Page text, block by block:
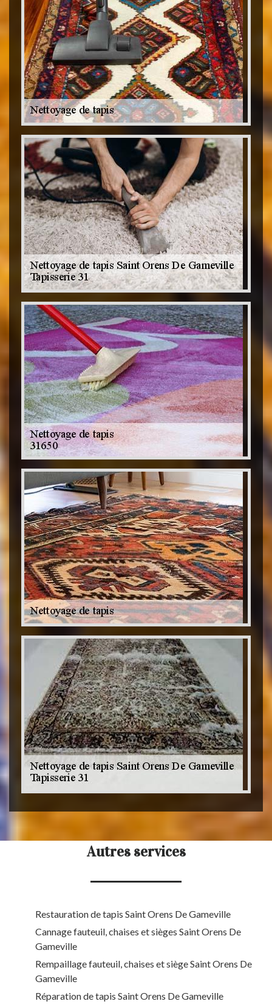
Autres services
Restauration de tapis Saint Orens De Gameville
Cannage fauteuil, chaises et sièges Saint Orens De
Gameville
Rempaillage fauteuil, chaises et siège Saint Orens De
Gameville
Réparation de tapis Saint Orens De Gameville